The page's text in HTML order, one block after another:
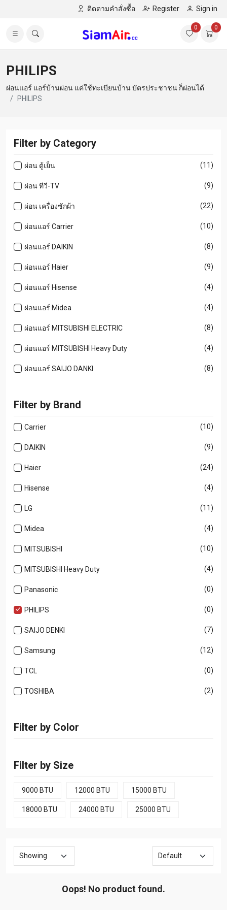
ติดตามคำสั่งซื้อ Register Sign in
0 0
PHILIPS
ผ่อนแอร์ แอร์บ้านผ่อน แค่ใช้ทะเบียนบ้าน บัตรประชาชน ก็ผ่อนได้
PHILIPS
Filter by Category
ผ่อน ตู้เย็น (11)
ผ่อน ทีวี-TV (9)
ผ่อน เครื่องซักผ้า (22)
ผ่อนแอร์ Carrier (10)
ผ่อนแอร์ DAIKIN (8)
ผ่อนแอร์ Haier (9)
ผ่อนแอร์ Hisense (4)
ผ่อนแอร์ Midea (4)
ผ่อนแอร์ MITSUBISHI ELECTRIC (8)
ผ่อนแอร์ MITSUBISHI Heavy Duty (4)
ผ่อนแอร์ SAIJO DANKI (8)
Filter by Brand
Carrier (10)
DAIKIN (9)
Haier (24)
Hisense (4)
LG (11)
Midea (4)
MITSUBISHI (10)
MITSUBISHI Heavy Duty (4)
Panasonic (0)
PHILIPS (0)
SAIJO DENKI (7)
Samsung (12)
TCL (0)
TOSHIBA (2)
Filter by Color
Filter by Size
9000 BTU 12000 BTU 15000 BTU
18000 BTU 24000 BTU 25000 BTU
Oops! No product found.